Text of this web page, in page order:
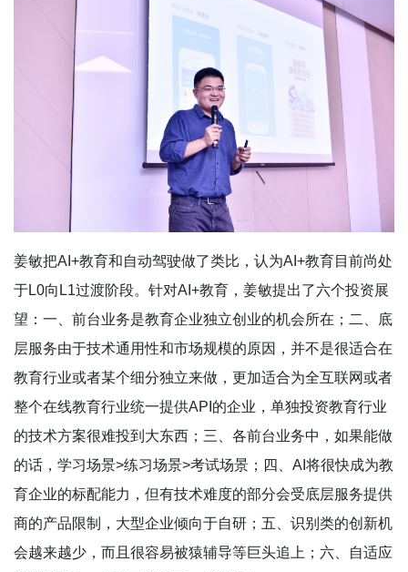
姜敏把AI+教育和自动驾驶做了类比，认为AI+教育目前尚处
于L0向L1过渡阶段。针对AI+教育，姜敏提出了六个投资展
望：一、前台业务是教育企业独立创业的机会所在；二、底
层服务由于技术通用性和市场规模的原因，并不是很适合在
教育行业或者某个细分独立来做，更加适合为全互联网或者
整个在线教育行业统一提供API的企业，单独投资教育行业
的技术方案很难投到大东西；三、各前台业务中，如果能做
的话，学习场景>练习场景>考试场景；四、AI将很快成为教
育企业的标配能力，但有技术难度的部分会受底层服务提供
商的产品限制，大型企业倾向于自研；五、识别类的创新机
会越来越少，而且很容易被猿辅导等巨头追上；六、自适应